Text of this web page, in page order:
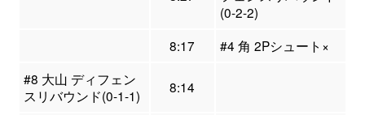
(0-2-2)
8:17
#4 角 2Pシュート×
#8 大山 ディフェン
スリバウンド(0-1-1)
8:14